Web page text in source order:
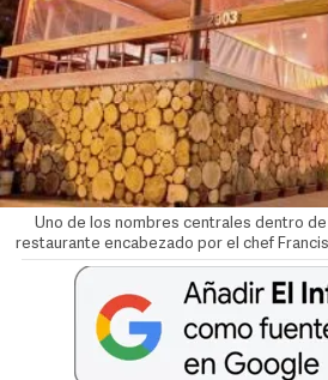
Uno de los nombres centrales dentro
restaurante encabezado por el chef